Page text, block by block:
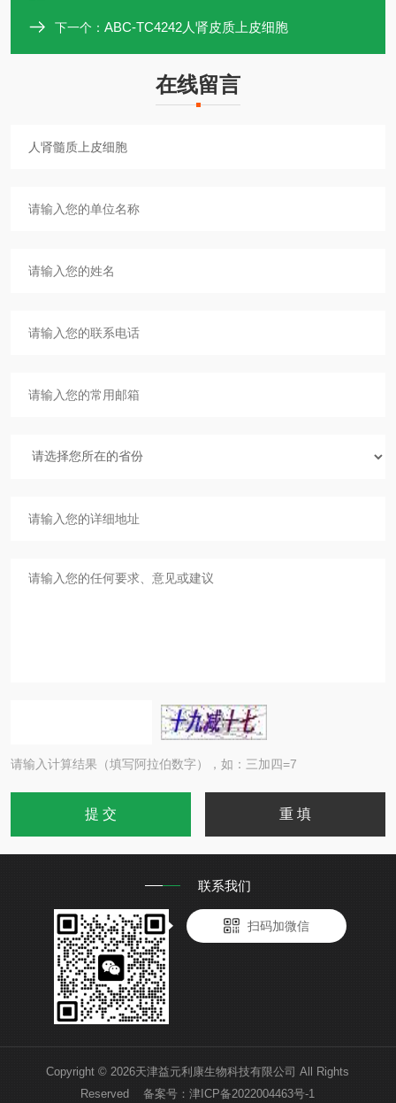
下一个： ABC-TC4242人肾皮质上皮细胞
在线留言
请输入计算结果（填写阿拉伯数字），如：三加四=7
联系我们
扫码加微信
Copyright © 2026天津益元利康生物科技有限公司 All Rights
Reserved 备案号：津ICP备2022004463号-1